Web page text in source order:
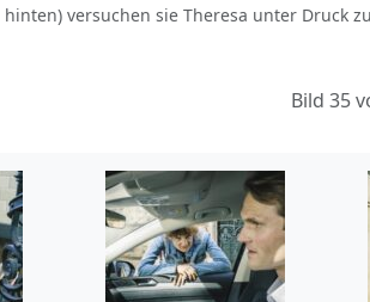
versuchen sie Theresa unter Druck
Bild 35